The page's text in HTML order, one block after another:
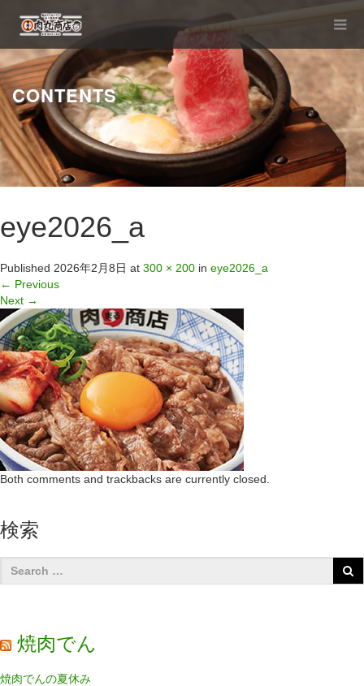
CONTENTS
eye2026_a
Published 2026年2月8日 at 300 × 200 in eye2026_a
← Previous
Next →
Both comments and trackbacks are currently closed.
検索
焼肉でん
焼肉でんの夏休み